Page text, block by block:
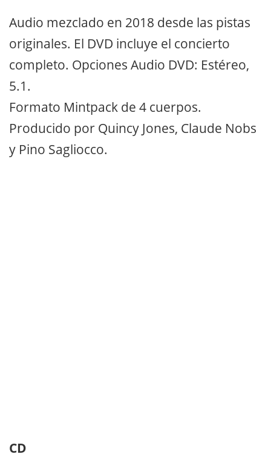
Audio mezclado en 2018 desde las pistas
originales. El DVD incluye el concierto
completo. Opciones Audio DVD: Estéreo,
5.1.
Formato Mintpack de 4 cuerpos.
Producido por Quincy Jones, Claude Nobs
y Pino Sagliocco.
CD